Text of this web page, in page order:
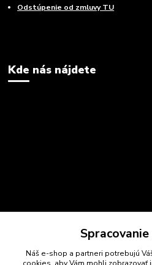
Odstúpenie od zmluvy TU
Kde nás nájdete
Náš e-shop a partneri potrebujú
cookies, aby Vám mohli zobrazovať